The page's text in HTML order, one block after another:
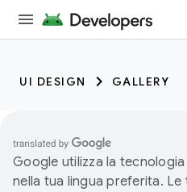
UI DESIGN GALLERY
Google utilizza la
nella tua lingua preferita.